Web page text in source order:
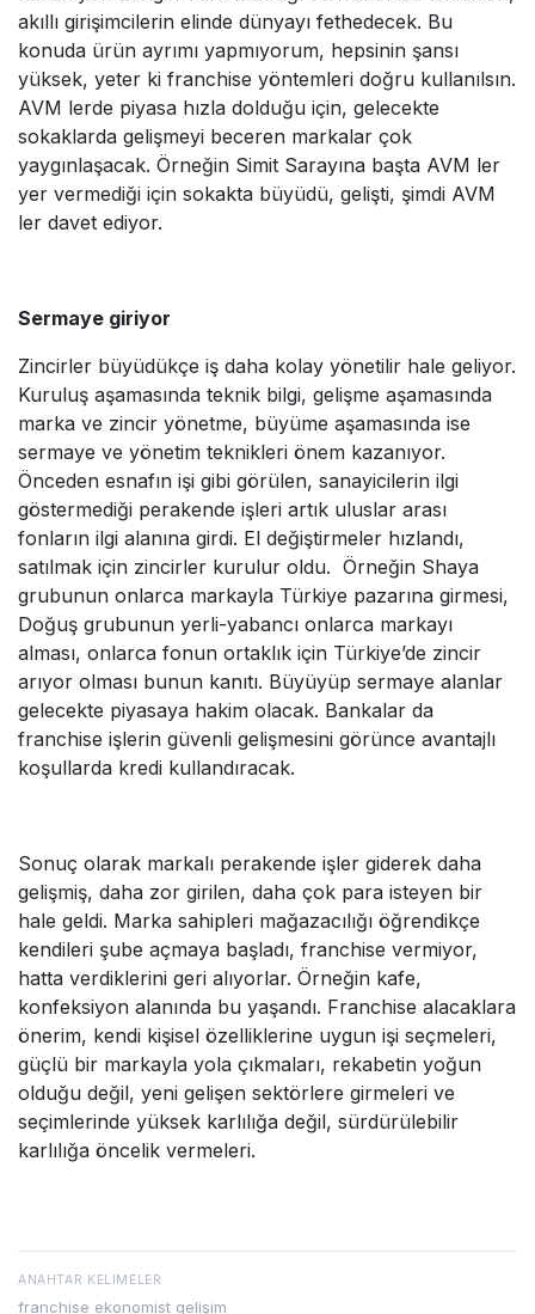
akıllı girişimcilerin elinde dünyayı fethedecek. Bu
konuda ürün ayrımı yapmıyorum, hepsinin şansı
yüksek, yeter ki franchise yöntemleri doğru kullanılsın.
AVM lerde piyasa hızla dolduğu için, gelecekte
sokaklarda gelişmeyi beceren markalar çok
yaygınlaşacak. Örneğin Simit Sarayına başta AVM ler
yer vermediği için sokakta büyüdü, gelişti, şimdi AVM
ler davet ediyor.
Sermaye giriyor
Zincirler büyüdükçe iş daha kolay yönetilir hale geliyor.
Kuruluş aşamasında teknik bilgi, gelişme aşamasında
marka ve zincir yönetme, büyüme aşamasında ise
sermaye ve yönetim teknikleri önem kazanıyor.
Önceden esnafın işi gibi görülen, sanayicilerin ilgi
göstermediği perakende işleri artık uluslar arası
fonların ilgi alanına girdi. El değiştirmeler hızlandı,
satılmak için zincirler kurulur oldu. Örneğin Shaya
grubunun onlarca markayla Türkiye pazarına girmesi,
Doğuş grubunun yerli-yabancı onlarca markayı
alması, onlarca fonun ortaklık için Türkiye’de zincir
arıyor olması bunun kanıtı. Büyüyüp sermaye alanlar
gelecekte piyasaya hakim olacak. Bankalar da
franchise işlerin güvenli gelişmesini görünce avantajlı
koşullarda kredi kullandıracak.
Sonuç olarak markalı perakende işler giderek daha
gelişmiş, daha zor girilen, daha çok para isteyen bir
hale geldi. Marka sahipleri mağazacılığı öğrendikçe
kendileri şube açmaya başladı, franchise vermiyor,
hatta verdiklerini geri alıyorlar. Örneğin kafe,
konfeksiyon alanında bu yaşandı. Franchise alacaklara
önerim, kendi kişisel özelliklerine uygun işi seçmeleri,
güçlü bir markayla yola çıkmaları, rekabetin yoğun
olduğu değil, yeni gelişen sektörlere girmeleri ve
seçimlerinde yüksek karlılığa değil, sürdürülebilir
karlılığa öncelik vermeleri.
ANAHTAR KELIMELER
franchise ekonomist gelişim